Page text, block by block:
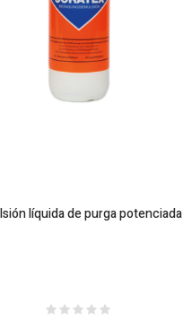
líquida de purga potenciada